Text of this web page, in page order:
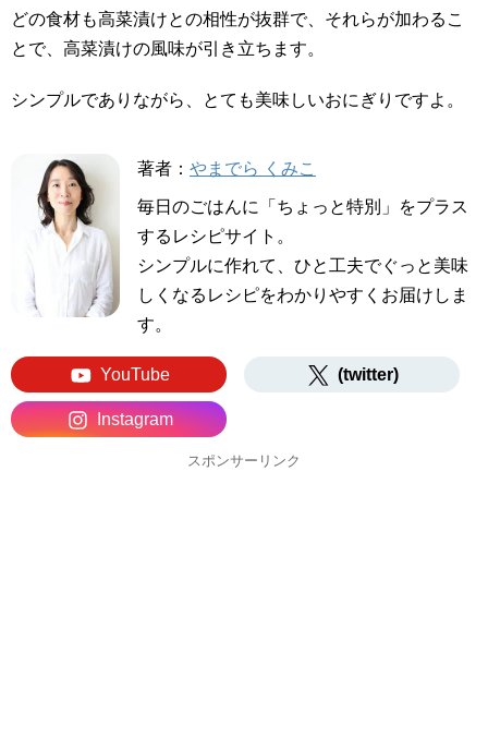
どの食材も高菜漬けとの相性が抜群で、それらが加わるこ
とで、高菜漬けの風味が引き立ちます。
シンプルでありながら、とても美味しいおにぎりですよ。
著者： やまでら くみこ
毎日のごはんに「ちょっと特別」をプラス
するレシピサイト。
シンプルに作れて、ひと工夫でぐっと美味
しくなるレシピをわかりやすくお届けしま
す。
YouTube (twitter)
Instagram
スポンサーリンク